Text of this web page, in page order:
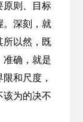
原则、目标
。深刻，就
所以然，既
准确，就是
和尺度，
该为的决不